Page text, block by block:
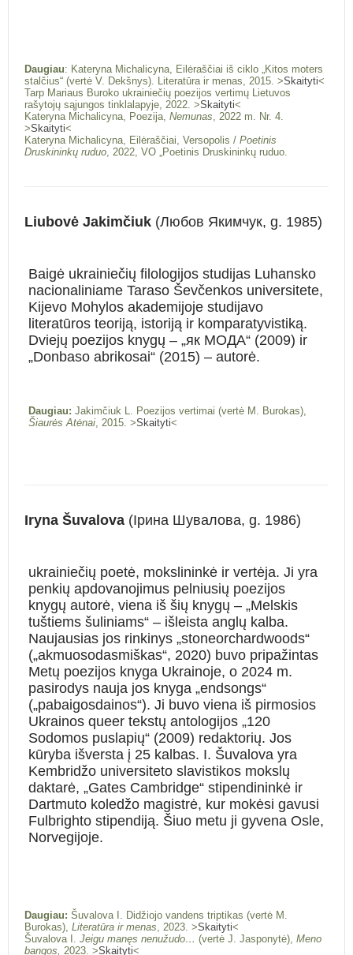
Daugiau: Kateryna Michalicyna, Eilėraščiai iš ciklo „Kitos moters
stalčius“ (vertė V. Dekšnys). Literatūra ir menas, 2015. >Skaityti<
Tarp Mariaus Buroko ukrainiečių poezijos vertimų Lietuvos
rašytojų sąjungos tinklalapyje, 2022. >Skaityti<
Kateryna Michalicyna, Poezija,Nemunas , 2022 m. Nr. 4.
>Skaityti<
Kateryna Michalicyna, Eilėraščiai, Versopolis /Poetinis
Druskininkų ruduo , 2022, VO „Poetinis Druskininkų ruduo.
Liubovė Jakimčiuk (Любов Якимчук, g. 1985)
Baigė ukrainiečių filologijos studijas Luhansko
nacionaliniame Taraso Ševčenkos universitete,
Kijevo Mohylos akademijoje studijavo
literatūros teoriją, istoriją ir komparatyvistiką.
Dviejų poezijos knygų – „як МОДА“ (2009) ir
„Donbaso abrikosai“ (2015) – autorė.
Daugiau: Jakimčiuk L. Poezijos vertimai (vertė M. Burokas),
Šiaurės Atėnai , 2015. >Skaityti<
Iryna Šuvalova (Ірина Шувалова, g. 1986)
ukrainiečių poetė, mokslininkė ir vertėja. Ji yra
penkių apdovanojimus pelniusių poezijos
knygų autorė, viena iš šių knygų – „Melskis
tuštiems šuliniams“ – išleista anglų kalba.
Naujausias jos rinkinys „stoneorchardwoods“
(„akmuosodasmiškas“, 2020) buvo pripažintas
Metų poezijos knyga Ukrainoje, o 2024 m.
pasirodys nauja jos knyga „endsongs“
(„pabaigosdainos“). Ji buvo viena iš pirmosios
Ukrainos queer tekstų antologijos „120
Sodomos puslapių“ (2009) redaktorių. Jos
kūryba išversta į 25 kalbas. I. Šuvalova yra
Kembridžo universiteto slavistikos mokslų
daktarė, „Gates Cambridge“ stipendininkė ir
Dartmuto koledžo magistrė, kur mokėsi gavusi
Fulbrighto stipendiją. Šiuo metu ji gyvena Osle,
Norvegijoje.
Daugiau: Šuvalova I. Didžiojo vandens triptikas (vertė M.
Burokas),Literatūra ir menas , 2023. >Skaityti<
Šuvalova I.Jeigu manęs nenužudo… (vertė J. Jasponytė),Meno
bangos,
2023. >Skaityti<